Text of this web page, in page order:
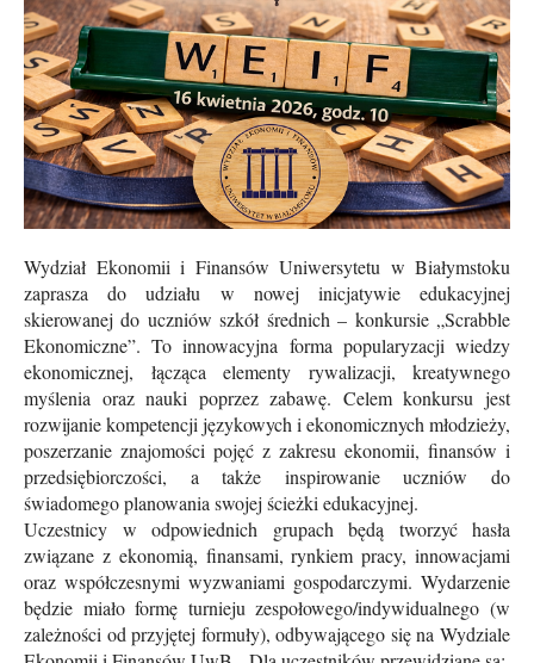
Wydział Ekonomii i Finansów Uniwersytetu w Białymstoku
zaprasza do udziału w nowej inicjatywie edukacyjnej
skierowanej do uczniów szkół średnich – konkursie „Scrabble
Ekonomiczne”. To innowacyjna forma popularyzacji wiedzy
ekonomicznej, łącząca elementy rywalizacji, kreatywnego
myślenia oraz nauki poprzez zabawę. Celem konkursu jest
rozwijanie kompetencji językowych i ekonomicznych młodzieży,
poszerzanie znajomości pojęć z zakresu ekonomii, finansów i
przedsiębiorczości, a także inspirowanie uczniów do
świadomego planowania swojej ścieżki edukacyjnej.
Uczestnicy w odpowiednich grupach będą tworzyć hasła
związane z ekonomią, finansami, rynkiem pracy, innowacjami
oraz współczesnymi wyzwaniami gospodarczymi. Wydarzenie
będzie miało formę turnieju zespołowego/indywidualnego (w
zależności od przyjętej formuły), odbywającego się na Wydziale